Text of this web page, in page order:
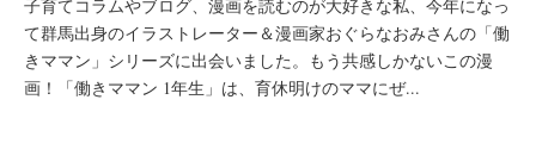
子育てコラムやブログ、漫画を読むのが大好きな私、今年になっ
て群馬出身のイラストレーター＆漫画家おぐらなおみさんの「働
きママン」シリーズに出会いました。もう共感しかないこの漫
画！「働きママン 1年生」は、育休明けのママにぜ...